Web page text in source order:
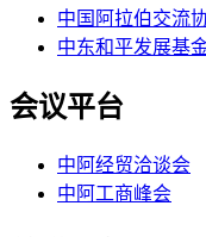
中国阿拉伯交流
中东和平发展基
会议平台
中阿经贸洽谈会
中阿工商峰会